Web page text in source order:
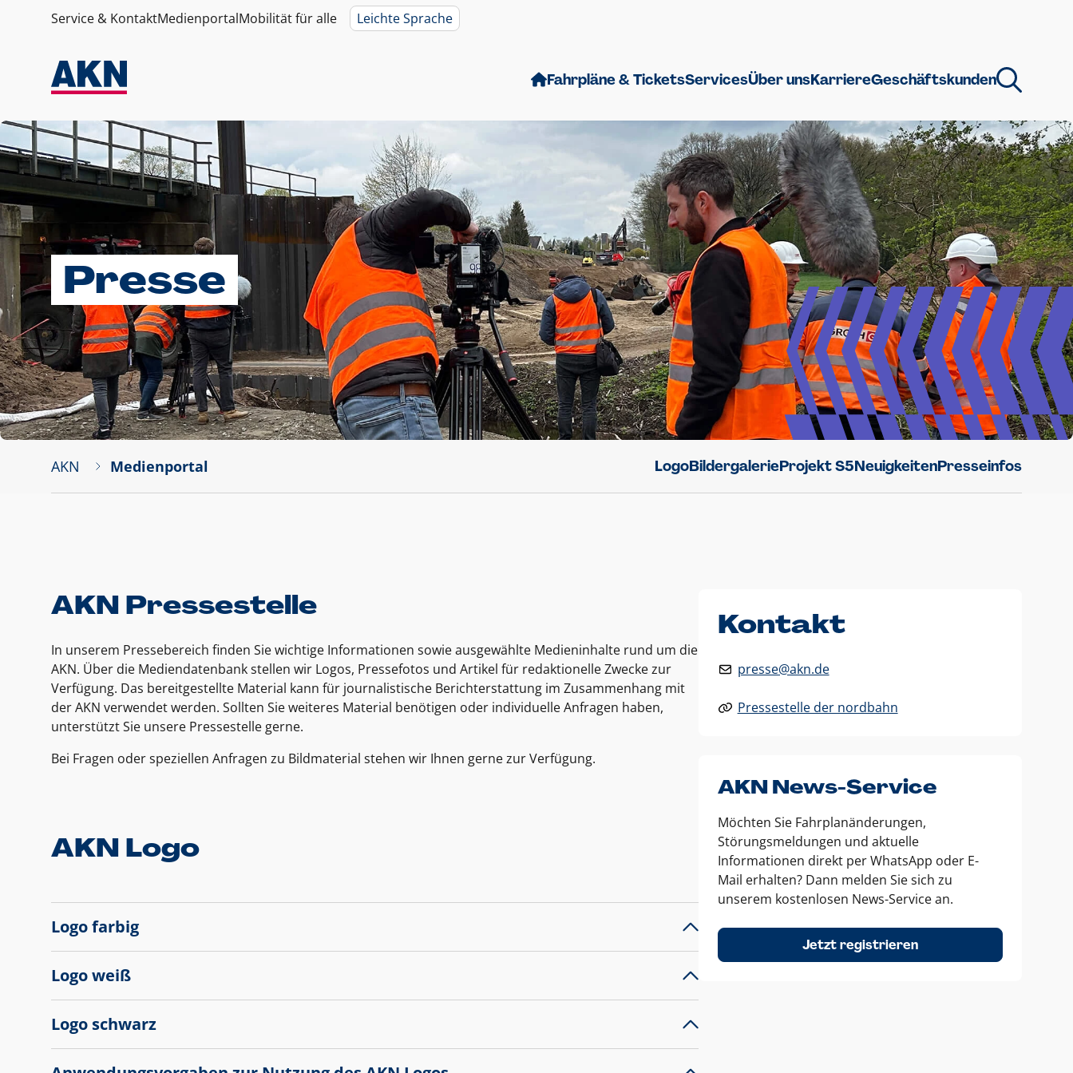
Service & KontaktMedienportalMobilität für alle Leichte Sprache
Fahrpläne & TicketsServicesÜber unsKarriereGeschäftskunden
Presse
AKN Medienportal LogoBildergalerieProjekt S5NeuigkeitenPresseinfos
AKN Pressestelle
In unserem Pressebereich finden Sie wichtige Informationen sowie ausgewählte Medieninhalte rund um die
AKN. Über die Mediendatenbank stellen wir Logos, Pressefotos und Artikel für redaktionelle Zwecke zur
Verfügung. Das bereitgestellte Material kann für journalistische Berichterstattung im Zusammenhang mit
der AKN verwendet werden. Sollten Sie weiteres Material benötigen oder individuelle Anfragen haben,
unterstützt Sie unsere Pressestelle gerne.
Bei Fragen oder speziellen Anfragen zu Bildmaterial stehen wir Ihnen gerne zur Verfügung.
AKN Logo
Logo farbig
Logo weiß
Logo schwarz
Kontakt
presse@akn.de
Pressestelle der nordbahn
AKN News-Service
Möchten Sie Fahrplanänderungen,
Störungsmeldungen und aktuelle
Informationen direkt per WhatsApp oder E-
Mail erhalten? Dann melden Sie sich zu
unserem kostenlosen News-Service an.
Jetzt registrieren